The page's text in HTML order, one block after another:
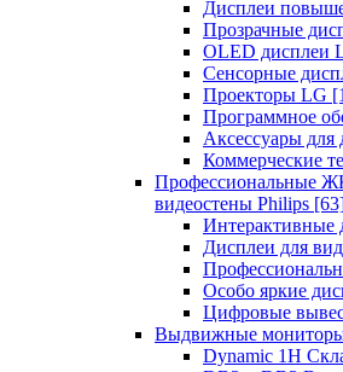
Дисплеи
Прозрачные
OLED дисплеи
Сенсорные
Проекторы LG
Программное
Аксессуары для
Коммерческие
Профессиональные
видеостены Philips
Интерактивные
Дисплеи для
Особо яркие
Цифровые
Выдвижные
Dynamic 1Н